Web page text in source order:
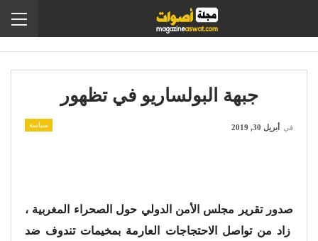
جبهة البولساريو في تظهور
سياسة في أبريل 30, 2019
صدور تقرير مجلس الأمن الدولي حول الصحراء المغربية ،
زاد من تواصل الاحتجاجات العارمة بمخيمات تندوف ضد